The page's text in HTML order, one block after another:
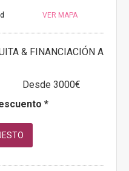
VER MAPA
& FINANCIACIÓN A
Desde 3000€
*